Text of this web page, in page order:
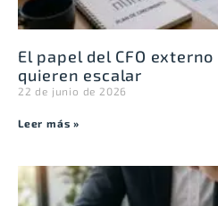
El papel del CFO
quieren escalar
22 de junio de 2026
Leer más »